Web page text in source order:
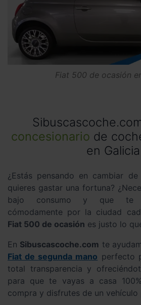
Fiat 500 de ocasión
concesionario de
en Galicia
¿Estás pensando en cambiar
quieres gastar una fortuna?
bajo consumo y que te
cómodamente por la ciudad
Fiat 500 de ocasión es justo lo
En Sibuscascoche.com te
Fiat de segunda mano perfecto
total transparencia y
para que te vayas a casa
compra y disfrutes de un vehículo